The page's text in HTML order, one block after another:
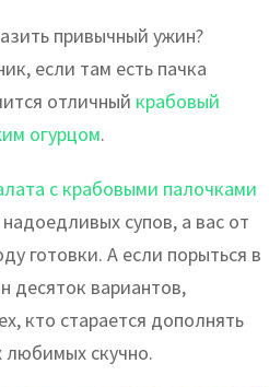
привычный ужин?
если там есть пачка
отличный крабовый
огурцом.
с крабовыми палочками
супов, а вас от
готовки. А если порыться в
десяток вариантов,
кто старается дополнять
любимых скучно.